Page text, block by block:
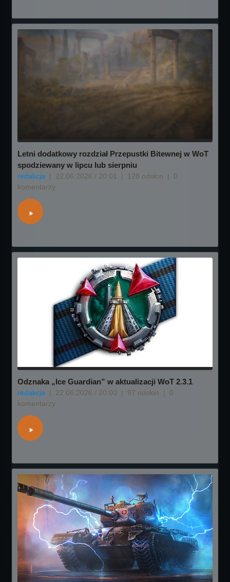
Letni dodatkowy rozdział Przepustki Bitewnej w WoT
spodziewany w lipcu lub sierpniu
redakcja | 22.06.2026 / 20:01 | 128 odsłon |
0
komentarzy
Odznaka „Ice Guardian” w aktualizacji WoT 2.3.1
redakcja | 22.06.2026 / 20:00 | 97 odsłon |
0
komentarzy